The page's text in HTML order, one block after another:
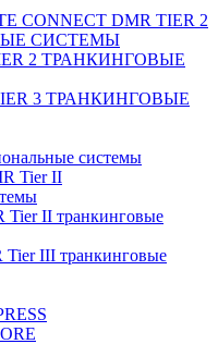
CONNECT DMR TIER 2
СИСТЕМЫ
2 ТРАНКИНГОВЫЕ
3 ТРАНКИНГОВЫЕ
системы
Tier II
II транкинговые
III транкинговые